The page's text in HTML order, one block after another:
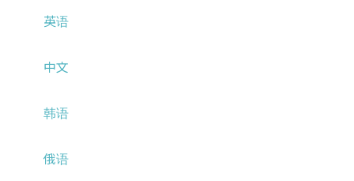
英语
中文
韩语
俄语